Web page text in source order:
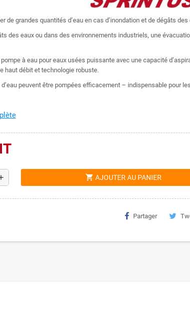
de grandes quantités d’eau en cas d’inondation et de dégâts des
des eaux ou dans des environnements industriels, une
à eau pour eaux usées puissante avec une capacité
haut débit et technologie robuste.
peuvent être pompées efficacement – indispensable pour
shopping_cart AJOUTER AU PANIER
Partager